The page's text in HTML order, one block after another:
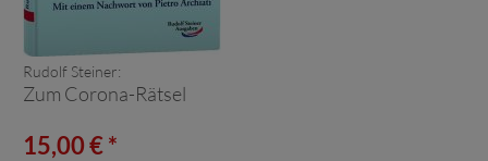
Rudolf Steiner:
Zum Corona-Rätsel
15,00 € *